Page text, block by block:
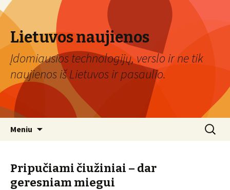
Lietuvos naujienos
Įdomiausios technologijų, verslo ir ne tik
naujienos iš Lietuvos ir pasaulio.
Meniu Ieškoti:
Pripučiami čiužiniai – dar
geresniam miegui